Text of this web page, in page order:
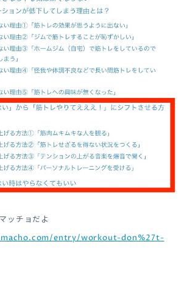
ッチョだよ
entry/workout-don%27t-